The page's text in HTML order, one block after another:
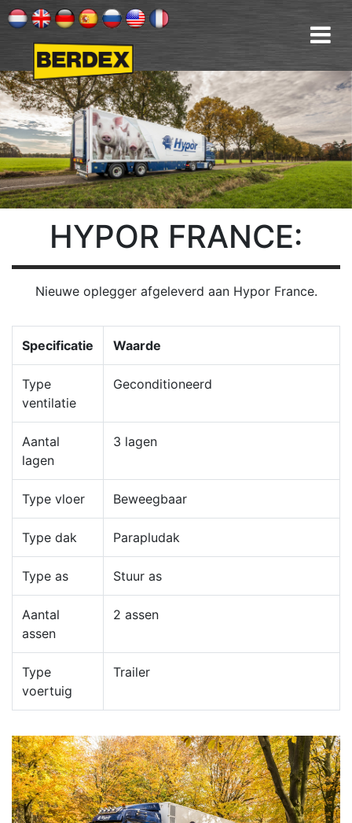
HYPOR FRANCE:
Nieuwe oplegger afgeleverd aan Hypor France.
Specificatie Waarde
Type
ventilatie
Geconditioneerd
Aantal
lagen
3 lagen
Type vloer Beweegbaar
Type dak Parapludak
Type as Stuur as
Aantal
assen
2 assen
Type
voertuig
Trailer